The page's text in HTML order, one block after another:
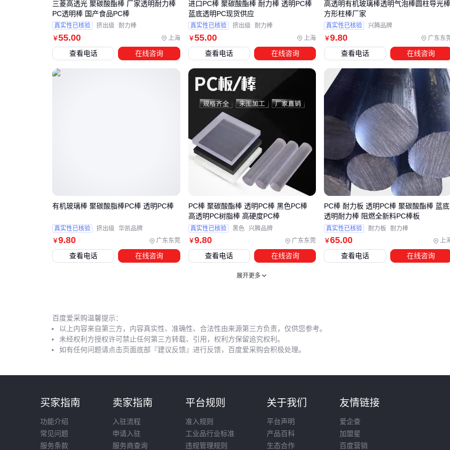
透光性和美观度。
以下配套设备能显著提升透明棒的使用体验：
：专为透明棒设计的切割刀片能确保切口平
滑，减少后续打磨的工作量
：在加工或安装过程中，固定夹具能避免透
明棒滑动或变形
抛光机：用于处理切割后的边缘，确保透光性和安全性
选择配套设备时，需考虑透明棒的材质特性。例如，PMMA材
质的透明棒更适合使用低速切割工具，而高速钢刀片则可能导
致材料过热变形。
五、透明棒日常维护的实用技巧
透明棒的清洁和维护直接影响其使用寿命和光学性能。普通清
洁剂可能含有腐蚀性成分，长期使用会损害表面光洁度。建议
使用专用的亚克力棒清洁剂
，这类产品能有效去除污渍同时
安装透明棒时需注意环境温度变化带来的影响。不同材质的热
查一次固定装置的紧固程度。
选择透明棒时，不仅要关注材质和规格本身，还需要考虑配套
环节都会影响最终使用效果。建议根据实际应用场景，制定完
￥55.00 上海
三菱高透光 聚碳酸酯棒 厂家透明耐力棒
PC透明棒 国产食品PC棒
真实性已核验 挤出级 耐力棒
查看电话 在线咨询
￥55.00 上海
进口PC棒 聚碳酸酯棒 耐力棒 透明PC棒
蓝底透明PC现货供应
真实性已核验 挤出级 耐力棒
查看电话 在线咨询
￥9.80 广东东
高透明有机玻璃棒透明气泡棒圆柱导光
方形柱棒厂家
真实性已核验 兴腾品牌
查看电话 在线咨询
￥9.80 广东东莞
有机玻璃棒 聚碳酸脂棒PC棒 透明PC棒
真实性已核验 挤出级 华凯品牌
查看电话 在线咨询
￥9.80 广东东莞
PC棒 聚碳酸酯棒 透明PC棒 黑色PC棒
高透明PC树脂棒 高硬度PC棒
真实性已核验 黑色 兴腾品牌
查看电话 在线咨询
￥65.00 上
PC棒 耐力板 透明PC棒 聚碳酸酯棒 蓝底
透明耐力棒 阻燃全新料PC棒板
真实性已核验 耐力板 耐力棒
查看电话 在线咨询
展开更多
百度爱采购温馨提示：
以上内容来自第三方，内容真实性、准确性、合法性由来源第三方负责，仅供您参考。
未经权利方授权许可禁止任何第三方转载、引用，权利方保留追究权利。
如有任何问题请点击页面底部『建议反馈』进行反馈，百度爱采购会积极处理。
买家指南
功能介绍
常见问题
服务条款
卖家指南
入驻流程
申请入驻
服务商查询
平台规则
准入规则
工业品行业标准
违规管理规则
关于我们
平台声明
产品百科
生态合作
友情链接
爱企查
加盟星
百度营销